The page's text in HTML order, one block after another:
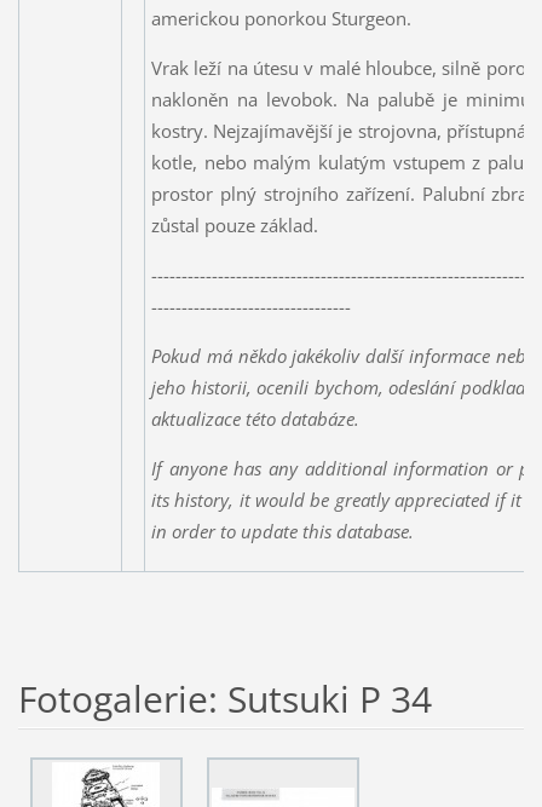
americkou ponorkou Sturgeon.
Vrak leží na útesu v malé hloubce, silně
nakloněn na levobok. Na palubě je
kostry. Nejzajímavější je strojovna, přístupná
kotle, nebo malým kulatým vstupem z
prostor plný strojního zařízení. Palubní
zůstal pouze základ.
---------------------------------
Pokud má někdo jakékoliv další informace
jeho historii, ocenili bychom, odeslání
aktualizace této databáze.
If anyone has any additional information or
its history, it would be greatly appreciated if it
in order to update this database.
Fotogalerie: Sutsuki P 34